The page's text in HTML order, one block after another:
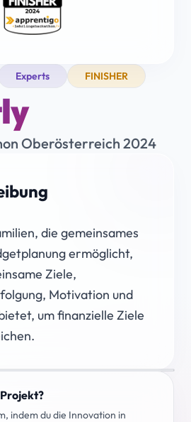
Experts FINISHER
Oberösterreich 2024
die gemeinsames
ermöglicht,
Ziele,
Motivation und
um finanzielle Ziele
indem du die Innovation in